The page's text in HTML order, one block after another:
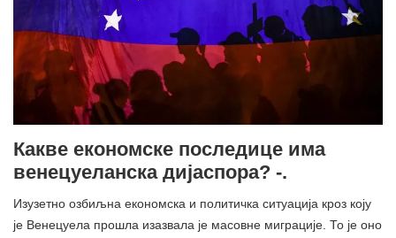
Какве економске последице има
венецуеланска дијаспора? -.
Изузетно озбиљна економска и политичка ситуација кроз коју
је Венецуела прошла изазвала је масовне миграције. То је оно